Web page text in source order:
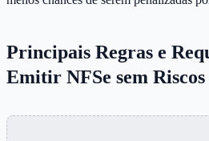
Principais Regras e
Emitir NFSe sem